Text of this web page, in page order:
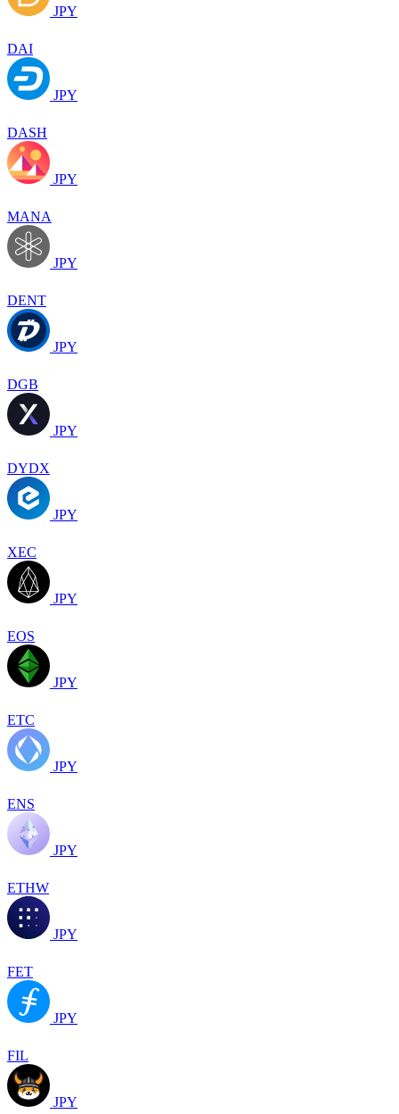
JPY
DAI
JPY
DASH
JPY
MANA
JPY
DENT
JPY
DGB
JPY
DYDX
JPY
XEC
JPY
EOS
JPY
ETC
JPY
ENS
JPY
ETHW
JPY
FET
JPY
FIL
JPY